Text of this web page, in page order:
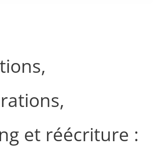
et réécriture :